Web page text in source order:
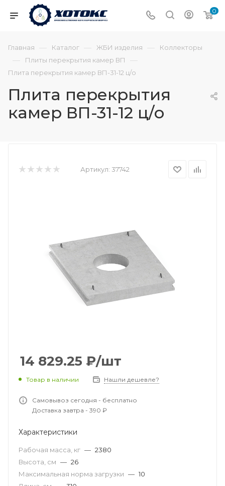
0
Главная — Каталог — ЖБИ изделия — Коллекторы
— Плиты перекрытия камер ВП —
Плита перекрытия камер ВП-31-12 ц/о
Плита перекрытия
камер ВП-31-12 ц/о
Артикул: 37742
14 829.25 ₽/шт
Товар в наличии Нашли дешевле?
Самовывоз сегодня - бесплатно
Доставка завтра - 390 ₽
Характеристики
Рабочая масса, кг — 2380
Высота, см — 26
Максимальная норма загрузки — 10